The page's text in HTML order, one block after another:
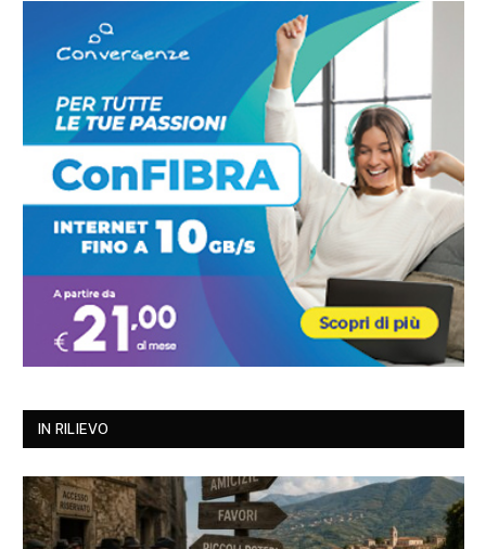
IN RILIEVO